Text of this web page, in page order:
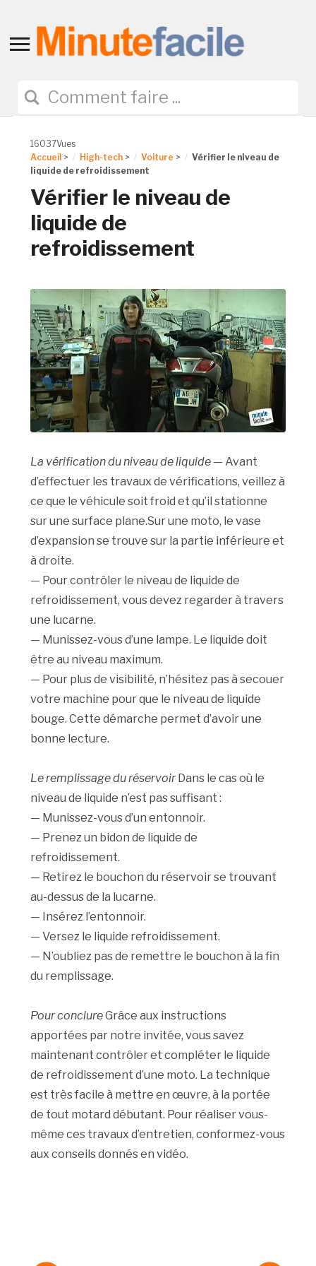
Toggle
navigation
16037Vues
Accueil > High-tech > Voiture >
Vérifier le niveau de
liquide de refroidissement
Vérifier le niveau de
liquide de
refroidissement
La vérification du niveau de liquide — Avant
d’effectuer les travaux de vérifications, veillez à
ce que le véhicule soit froid et qu’il stationne
sur une surface plane.Sur une moto, le vase
d’expansion se trouve sur la partie inférieure et
à droite.
— Pour contrôler le niveau de liquide de
refroidissement, vous devez regarder à travers
une lucarne.
— Munissez-vous d’une lampe. Le liquide doit
être au niveau maximum.
— Pour plus de visibilité, n’hésitez pas à secouer
votre machine pour que le niveau de liquide
bouge. Cette démarche permet d’avoir une
bonne lecture.
Le remplissage du réservoirDans le cas où le
niveau de liquide n’est pas suffisant :
— Munissez-vous d’un entonnoir.
— Prenez un bidon de liquide de
refroidissement.
— Retirez le bouchon du réservoir se trouvant
au-dessus de la lucarne.
— Insérez l’entonnoir.
— Versez le liquide refroidissement.
— N’oubliez pas de remettre le bouchon à la fin
du remplissage.
Pour conclureGrâce aux instructions
apportées par notre invitée, vous savez
maintenant contrôler et compléter le liquide
de refroidissement d’une moto. La technique
est très facile à mettre en œuvre, à la portée
de tout motard débutant. Pour réaliser vous-
même ces travaux d’entretien, conformez-vous
aux conseils donnés en vidéo.